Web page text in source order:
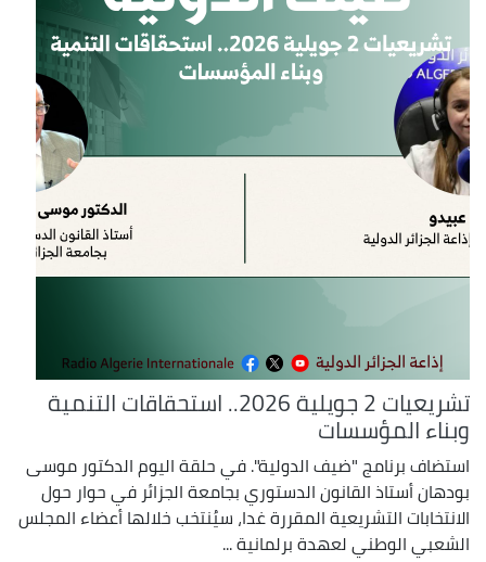
تشريعيات 2 جويلية 2026.. استحقاقات التنمية
وبناء المؤسسات
استضاف برنامج "ضيف الدولية". في حلقة اليوم الدكتور موسى
بودهان أستاذ القانون الدستوري بجامعة الجزائر في حوار حول
الانتخابات التشريعية المقررة غدا، سيُنتخب خلالها أعضاء المجلس
الشعبي الوطني لعهدة برلمانية ...